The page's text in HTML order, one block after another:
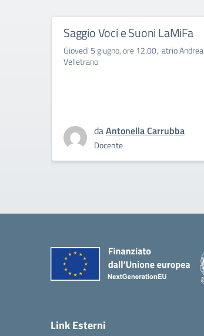
Saggio Voci e Suoni LaMiFa
Giovedì 5 giugno, ore 12.00, atrio Andrea
Velletrano
daAntonella Carrubba
Docente
Link Esterni